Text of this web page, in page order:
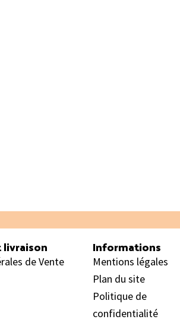
livraison
de Vente
Informations
Mentions légales
Plan du site
Politique de
confidentialité